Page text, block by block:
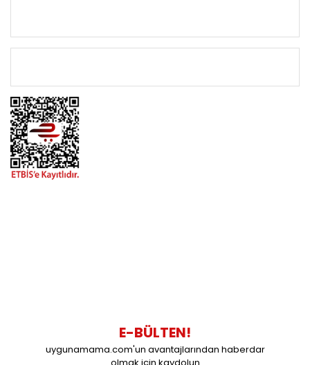
E-BÜLTEN!
uygunamama.com'un avantajlarından haberdar